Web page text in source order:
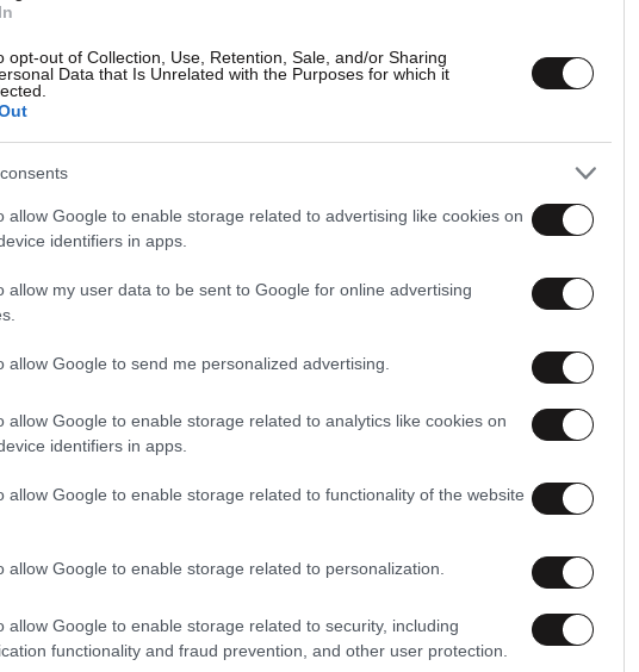
opt-out of Collection, Use, Retention, Sale, and/or Sharing
Data that Is Unrelated with the Purposes for which it
allow Google to enable storage related to advertising like cookies on
identifiers in apps.
allow my user data to be sent to Google for online advertising
allow Google to send me personalized advertising.
allow Google to enable storage related to analytics like cookies on
identifiers in apps.
allow Google to enable storage related to functionality of the website
allow Google to enable storage related to personalization.
allow Google to enable storage related to security, including
functionality and fraud prevention, and other user protection.
ο οποίος έχει κλειστεί στο βουλευτικό του
πολίτες να προσέλθουν και να εμποδίσουν
επιβολής του νόμου βρίσκονται καθ’ οδόν
από το ΔΠΔ.
που δόθηκε στη δημοσιότητα τη Δευτέρα,
της αστυνομίας με την κατηγορία
τα ίδια εγκλήματα για τα οποία κατηγορείται
τη δίκη στη Χάγη μετά τη σύλληψή του
αξιωματικός του Ντουτέρτε,
κατά την οποία σκοτώθηκαν χιλιάδες
με ομάδες ανθρωπίνων δικαιωμάτων να
δολοφονίες και συγκαλύψεις. Η
και λέει ότι οι περισσότεροι από τις 6.000
των ναρκωτικών ήταν όλοι ένοπλοι και